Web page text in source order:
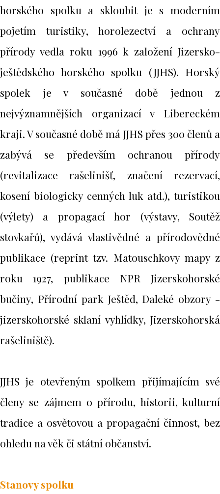
horského spolku a skloubit je s moderním
pojetím turistiky, horolezectví a ochrany
přírody vedla roku 1996 k založení Jizersko-
ještědského horského spolku (JJHS). Horský
spolek je v současné době jednou z
nejvýznamnějších organizací v Libereckém
kraji. V současné době má JJHS přes 300 členů a
zabývá se především ochranou přírody
(revitalizace rašelinišť, značení rezervací,
kosení biologicky cenných luk atd.), turistikou
(výlety) a propagací hor (výstavy, Soutěž
stovkařů), vydává vlastivědné a přírodovědné
publikace (reprint tzv. Matouschkovy mapy z
roku 1927, publikace NPR Jizerskohorské
bučiny, Přírodní park Ještěd, Daleké obzory -
jizerskohorské sklaní vyhlídky, Jizerskohorská
rašeliniště).
JJHS je otevřeným spolkem přijímajícím své
členy se zájmem o přírodu, historii, kulturní
tradice a osvětovou a propagační činnost, bez
ohledu na věk či státní občanství.
Stanovy spolku